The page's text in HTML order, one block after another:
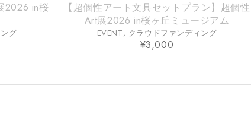
2026 in桜
グ
【超個性アート文具セットプラン】超個性
Art展2026 in桜ヶ丘ミュージアム
EVENT, クラウドファンディング
¥3,000